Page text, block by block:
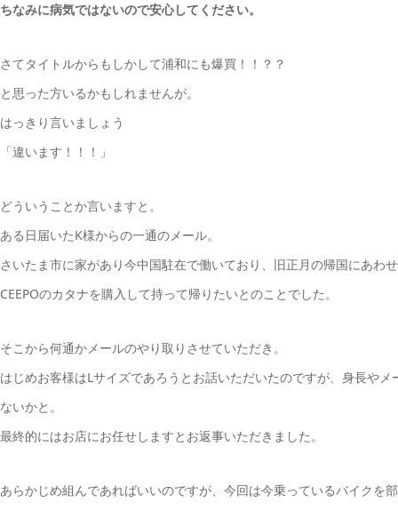
ちなみに病気ではないので安心してください。
さてタイトルからもしかして浦和にも爆買！！？？
と思った方いるかもしれませんが。
はっきり言いましょう
「違います！！！」
どういうことか言いますと。
ある日届いたK様からの一通のメール。
さいたま市に家があり今中国駐在で働いており、旧正月の帰国にあわ
CEEPOのカタナを購入して持って帰りたいとのことでした。
そこから何通かメールのやり取りさせていただき。
はじめお客様はLサイズであろうとお話いただいたのですが、身長や
ないかと。
最終的にはお店にお任せしますとお返事いただきました。
あらかじめ組んであればいいのですが、今回は今乗っているバイクを